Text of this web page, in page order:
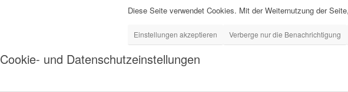
Diese Seite verwendet Cookies. Mit der Weiternutzung der
Einstellungen akzeptieren Verberge nur die Benachrichtigung
Cookie- und Datenschutzeinstellungen